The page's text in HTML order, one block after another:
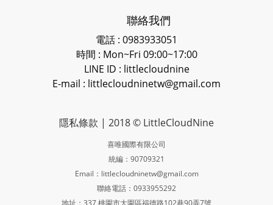
聯絡我們
電話 : 0983933051
時間 : Mon~Fri 09:00~17:00
LINE ID : littlecloudnine
E-mail : littlecloudninetw@gmail.com
隱私條款 | 2018 © LittleCloudNine
喜唯國際有限公司
統編：90709321
Email：littlecloudninetw@gmail.com
聯絡電話：0933955292
地址：337 桃園市大園區福德路102巷90弄7號